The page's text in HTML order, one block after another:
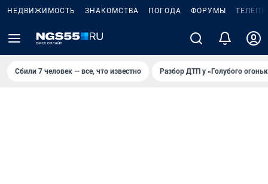
НЕДВИЖИМОСТЬ ЗНАКОМСТВА ПОГОДА ФОРУМЫ
Сбили 7 человек — все, что известно Разбор ДТП у «Голубого